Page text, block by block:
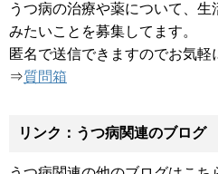
うつ病の治療や薬について、
みたいことを募集してます。
匿名で送信できますのでお気軽
⇒質問箱
リンク：うつ病関連のブログ